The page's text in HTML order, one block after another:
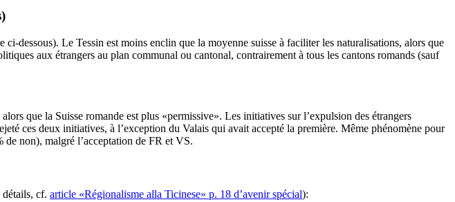
dessous). Le Tessin est moins enclin que la moyenne suisse à faciliter les naturalisations, alors que
aux étrangers au plan communal ou cantonal, contrairement à tous les cantons romands (sauf
que la Suisse romande est plus «permissive». Les initiatives sur l’expulsion des étrangers
ces deux initiatives, à l’exception du Valais qui avait accepté la première. Même phénomène pour
de non), malgré l’acceptation de FR et VS.
détails, cf. article «Régionalisme alla Ticinese» p. 18 d’avenir spécial):